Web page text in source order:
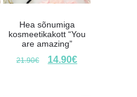
Hea sõnumiga
kosmeetikakott “You
are amazing”
21.90€ 14.90€